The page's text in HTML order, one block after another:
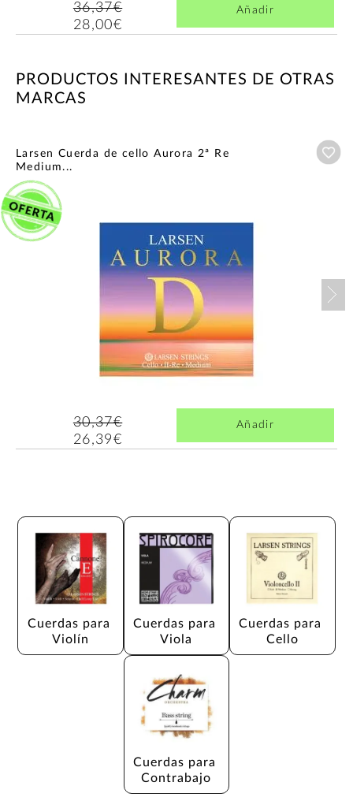
36,37€
28,00€
Añadir
PRODUCTOS INTERESANTES DE OTRAS
MARCAS
Larsen Cuerda de cello Aurora 2ª Re
Medium...
30,37€
26,39€
Añadir
Cuerdas para
Violín
Cuerdas para
Viola
Cuerdas para
Cello
Cuerdas para
Contrabajo